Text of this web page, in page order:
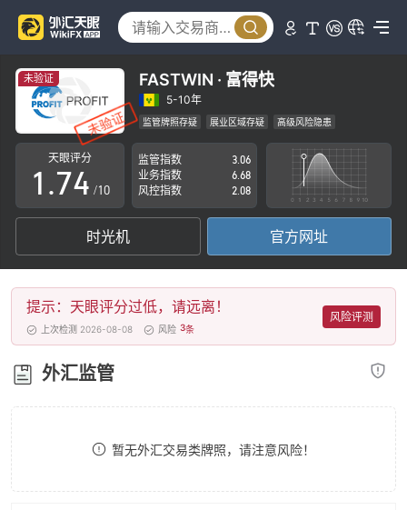
未验证 FASTWIN · 富得快
5-10年
监管牌照存疑 展业区域存疑 高级风险隐患
天眼评分
0
1
2
3
4
5
6
7
.
3
4
5
6
7
8
9
0
1
2
3
4
5
6
7
8
9
/10
监管指数
3.06
业务指数
6.68
风控指数
2.08
时光机 官方网址
提示：天眼评分过低，请远离！
上次检测 2026-08-08 风险 3条
风险评测
外汇监管
暂无外汇交易类牌照，请注意风险！